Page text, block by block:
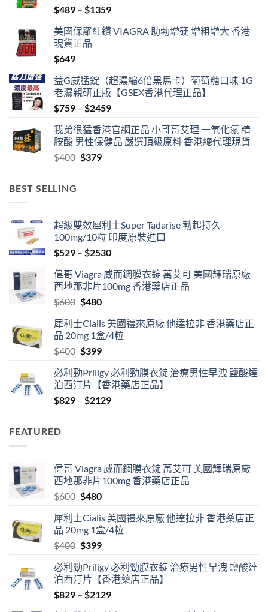
$489 – $1359Price
$489
美國保羅紅鑽 VIAGRA 助勃增硬 增粗增大 香港
現貨正品
$649
益G威猛錠（超濃縮6倍黑馬卡）葡萄糖口味 1G
老濕親研正版【GSEX香港代理正品】
$759 – $2459Price
$759
through
我弟很猛香港官網正品 小哥哥艾理 一氧化氮 精
胺酸 男性保健品 嚴選頂級原料 香港總代理現貨
$400 Original
$379Current
BEST SELLING
超級雙效犀利士Super Tadarise 勃起持久
100mg/10粒 印度原裝進口
$529 – $2530Price
$529
through
偉哥 Viagra 威而鋼膜衣錠 萬艾可 美國輝瑞原廠
西地那非片100mg 香港藥店正品
$600 Original
was:
$600.
$480Current
is:
$480.
犀利士Cialis 美國禮來原廠 他達拉非 香港藥店正
品 20mg 1盒/4粒
$400 Original
was:
$400.
$399Current
is:
$399.
必利勁Priligy 必利勁膜衣錠 治療男性早洩 鹽酸達
泊西汀片【香港藥店正品】
$829 – $2129Price
FEATURED
偉哥 Viagra 威而鋼膜衣錠 萬艾可 美國輝瑞原廠
西地那非片100mg 香港藥店正品
$600 Original
was:
$600.
$480Current
is:
$480.
犀利士Cialis 美國禮來原廠 他達拉非 香港藥店正
品 20mg 1盒/4粒
$400 Original
was:
$400.
$399Current
is:
$399.
必利勁Priligy 必利勁膜衣錠 治療男性早洩 鹽酸達
泊西汀片【香港藥店正品】
$829 – $2129Price